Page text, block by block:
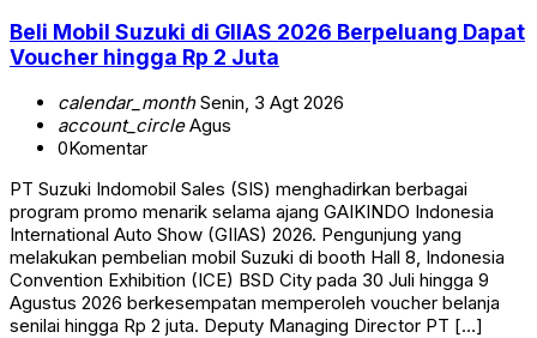
Beli Mobil Suzuki di GIIAS 2026 Berpeluang Dapat
Voucher hingga Rp 2 Juta
calendar_monthSenin, 3 Agt 2026
account_circleAgus
0Komentar
PT Suzuki Indomobil Sales (SIS) menghadirkan berbagai
program promo menarik selama ajang GAIKINDO Indonesia
International Auto Show (GIIAS) 2026. Pengunjung yang
melakukan pembelian mobil Suzuki di booth Hall 8, Indonesia
Convention Exhibition (ICE) BSD City pada 30 Juli hingga 9
Agustus 2026 berkesempatan memperoleh voucher belanja
senilai hingga Rp 2 juta. Deputy Managing Director PT […]